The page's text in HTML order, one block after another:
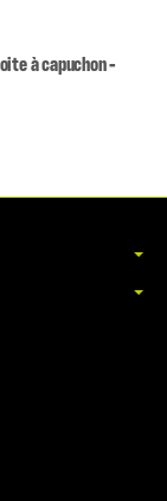
à capuchon -